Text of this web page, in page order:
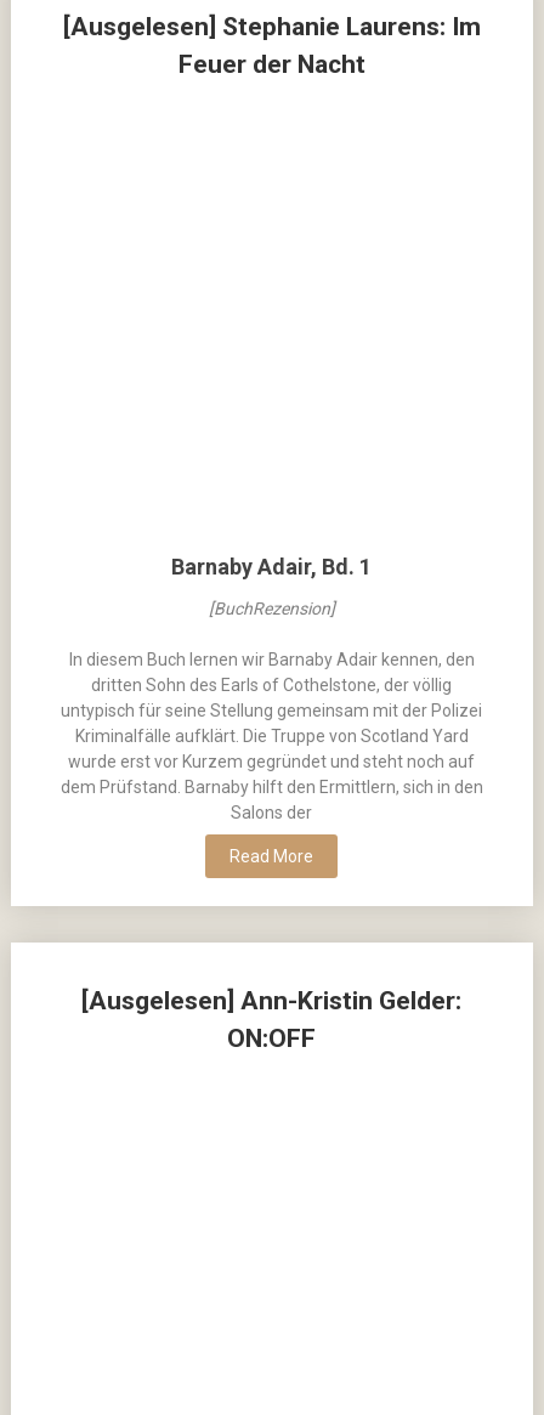
[Ausgelesen] Stephanie Laurens: Im
Feuer der Nacht
Barnaby Adair, Bd. 1
[BuchRezension]
In diesem Buch lernen wir Barnaby Adair kennen, den
dritten Sohn des Earls of Cothelstone, der völlig
untypisch für seine Stellung gemeinsam mit der Polizei
Kriminalfälle aufklärt. Die Truppe von Scotland Yard
wurde erst vor Kurzem gegründet und steht noch auf
dem Prüfstand. Barnaby hilft den Ermittlern, sich in den
Salons der
Read More
[Ausgelesen] Ann-Kristin Gelder:
ON:OFF